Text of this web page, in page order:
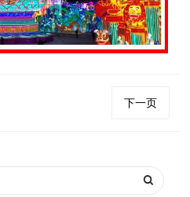
下一页